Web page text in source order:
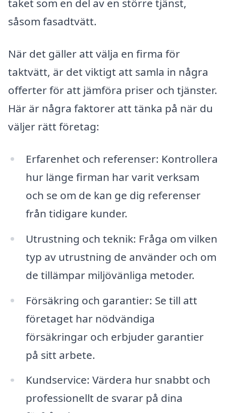
taket som en del av en större tjänst,
såsom fasadtvätt.
När det gäller att välja en firma för
taktvätt, är det viktigt att samla in några
offerter för att jämföra priser och tjänster.
Här är några faktorer att tänka på när du
väljer rätt företag:
Erfarenhet och referenser: Kontrollera
hur länge firman har varit verksam
och se om de kan ge dig referenser
från tidigare kunder.
Utrustning och teknik: Fråga om vilken
typ av utrustning de använder och om
de tillämpar miljövänliga metoder.
Försäkring och garantier: Se till att
företaget har nödvändiga
försäkringar och erbjuder garantier
på sitt arbete.
Kundservice: Värdera hur snabbt och
professionellt de svarar på dina